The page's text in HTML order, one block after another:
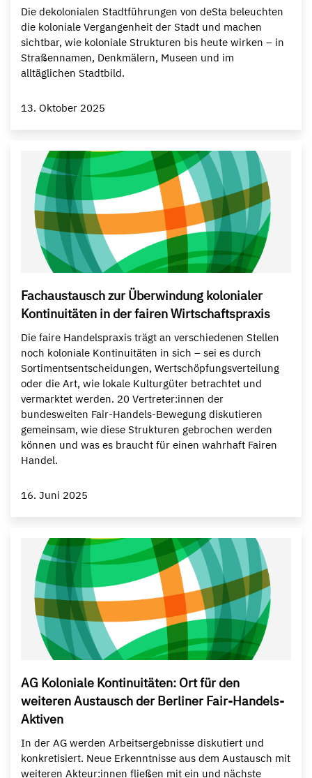
Die dekolonialen Stadtführungen von deSta beleuchten
die koloniale Vergangenheit der Stadt und machen
sichtbar, wie koloniale Strukturen bis heute wirken – in
Straßennamen, Denkmälern, Museen und im
alltäglichen Stadtbild.
13. Oktober 2025
Fachaustausch zur Überwindung kolonialer
Kontinuitäten in der fairen Wirtschaftspraxis
Die faire Handelspraxis trägt an verschiedenen Stellen
noch koloniale Kontinuitäten in sich – sei es durch
Sortimentsentscheidungen, Wertschöpfungsverteilung
oder die Art, wie lokale Kulturgüter betrachtet und
vermarktet werden. 20 Vertreter:innen der
bundesweiten Fair-Handels-Bewegung diskutieren
gemeinsam, wie diese Strukturen gebrochen werden
können und was es braucht für einen wahrhaft Fairen
Handel.
16. Juni 2025
AG Koloniale Kontinuitäten: Ort für den
weiteren Austausch der Berliner Fair-Handels-
Aktiven
In der AG werden Arbeitsergebnisse diskutiert und
konkretisiert. Neue Erkenntnisse aus dem Austausch mit
weiteren Akteur:innen fließen mit ein und nächste